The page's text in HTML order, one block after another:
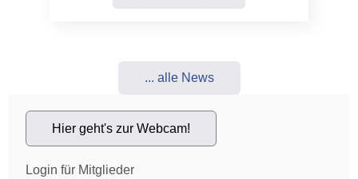
... alle News
Hier geht's zur Webcam!
Login für Mitglieder